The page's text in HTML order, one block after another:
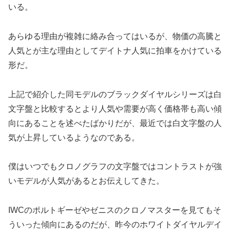
いる。
あらゆる理由が複雑に絡み合ってはいるが、物価の高騰と
人気とが主な理由としてデイトナ人気に拍車をかけている
形だ。
上記で紹介した同モデルのブラックダイヤルシリーズは白
文字盤と比較するとより人気や需要が高く価格帯も高い傾
向にあることを述べたばかりだが、最近では白文字盤の人
気が上昇しているようなのである。
僕はいつでもクロノグラフの文字盤ではコントラストが強
いモデルが人気があるとお伝えしてきた。
IWCのポルトギーゼやゼニスのクロノマスターを見てもそ
ういった傾向にあるのだが、昨今のホワイトダイヤルデイ